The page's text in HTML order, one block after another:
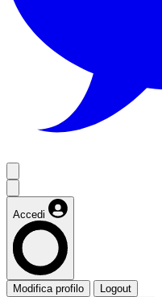
Accedi
Modifica profilo Logout